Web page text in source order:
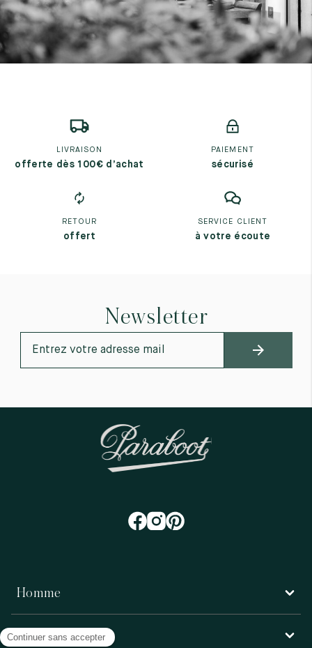
LIVRAISON
offerte dès 100€ d’achat
PAIEMENT
sécurisé
RETOUR
offert
SERVICE CLIENT
à votre écoute
Newsletter
Homme
Femme